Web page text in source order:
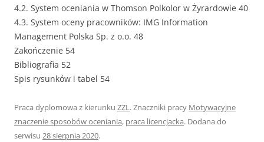
4.2. System oceniania w Thomson Polkolor w Żyrardowie 40
4.3. System oceny pracowników: IMG Information
Management Polska Sp. z o.o. 48
Zakończenie 54
Bibliografia 52
Spis rysunków i tabel 54
Praca dyplomowa z kierunku ZZL. Znaczniki pracy Motywacyjne
znaczenie sposobów oceniania, praca licencjacka. Dodana do
serwisu 28 sierpnia 2020.